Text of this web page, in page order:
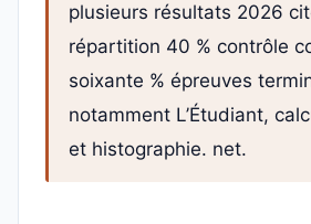
plusieurs résultats 2026
répartition 40 % contrôle
soixante % épreuves
notamment L’Étudiant,
et histographie. net.